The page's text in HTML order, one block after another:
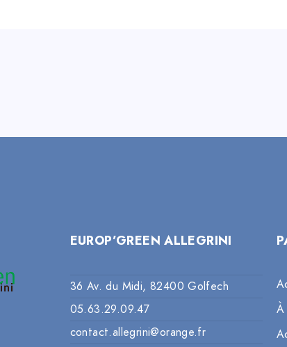
EUROP’GREEN ALLEGRINI
36 Av. du Midi, 82400 Golfech
05.63.29.09.47
contact.allegrini@orange.fr
À